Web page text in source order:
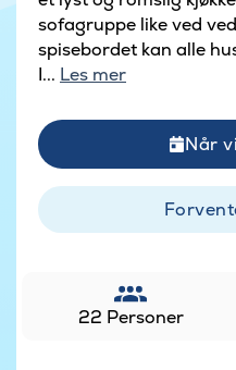
sofagruppe like ved
spisebordet kan alle
I... Les mer
Når
22 Personer